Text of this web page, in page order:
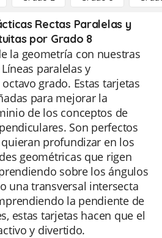
Rectas Paralelas y
por Grado 8
la geometría con nuestras
paralelas y
grado. Estas tarjetas
para mejorar la
de los conceptos de
Son perfectos
profundizar en los
geométricas que rigen
sobre los ángulos
una transversal intersecta
la pendiente de
estas tarjetas hacen que el
y divertido.